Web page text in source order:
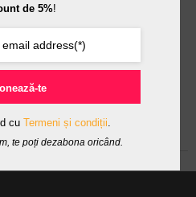
de 5%!
te
cu Termeni și condiții.
te poți dezabona oricând.